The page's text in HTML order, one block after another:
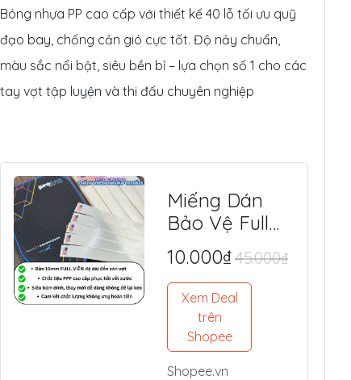
Bóng nhựa PP cao cấp với thiết kế 40 lỗ tối ưu quỹ
đạo bay, chống cản gió cực tốt. Độ nảy chuẩn,
màu sắc nổi bật, siêu bền bỉ – lựa chọn số 1 cho các
tay vợt tập luyện và thi đấu chuyên nghiệp
Miếng Dán
Bảo Vệ Full
Viền Vợt
Pickleball
(14mm/16mm
) - Nhựa PPF
Mỹ Siêu Dày
8.5mil
10.000₫45.000₫
Xem Deal
trên
Shopee
Shopee.vn